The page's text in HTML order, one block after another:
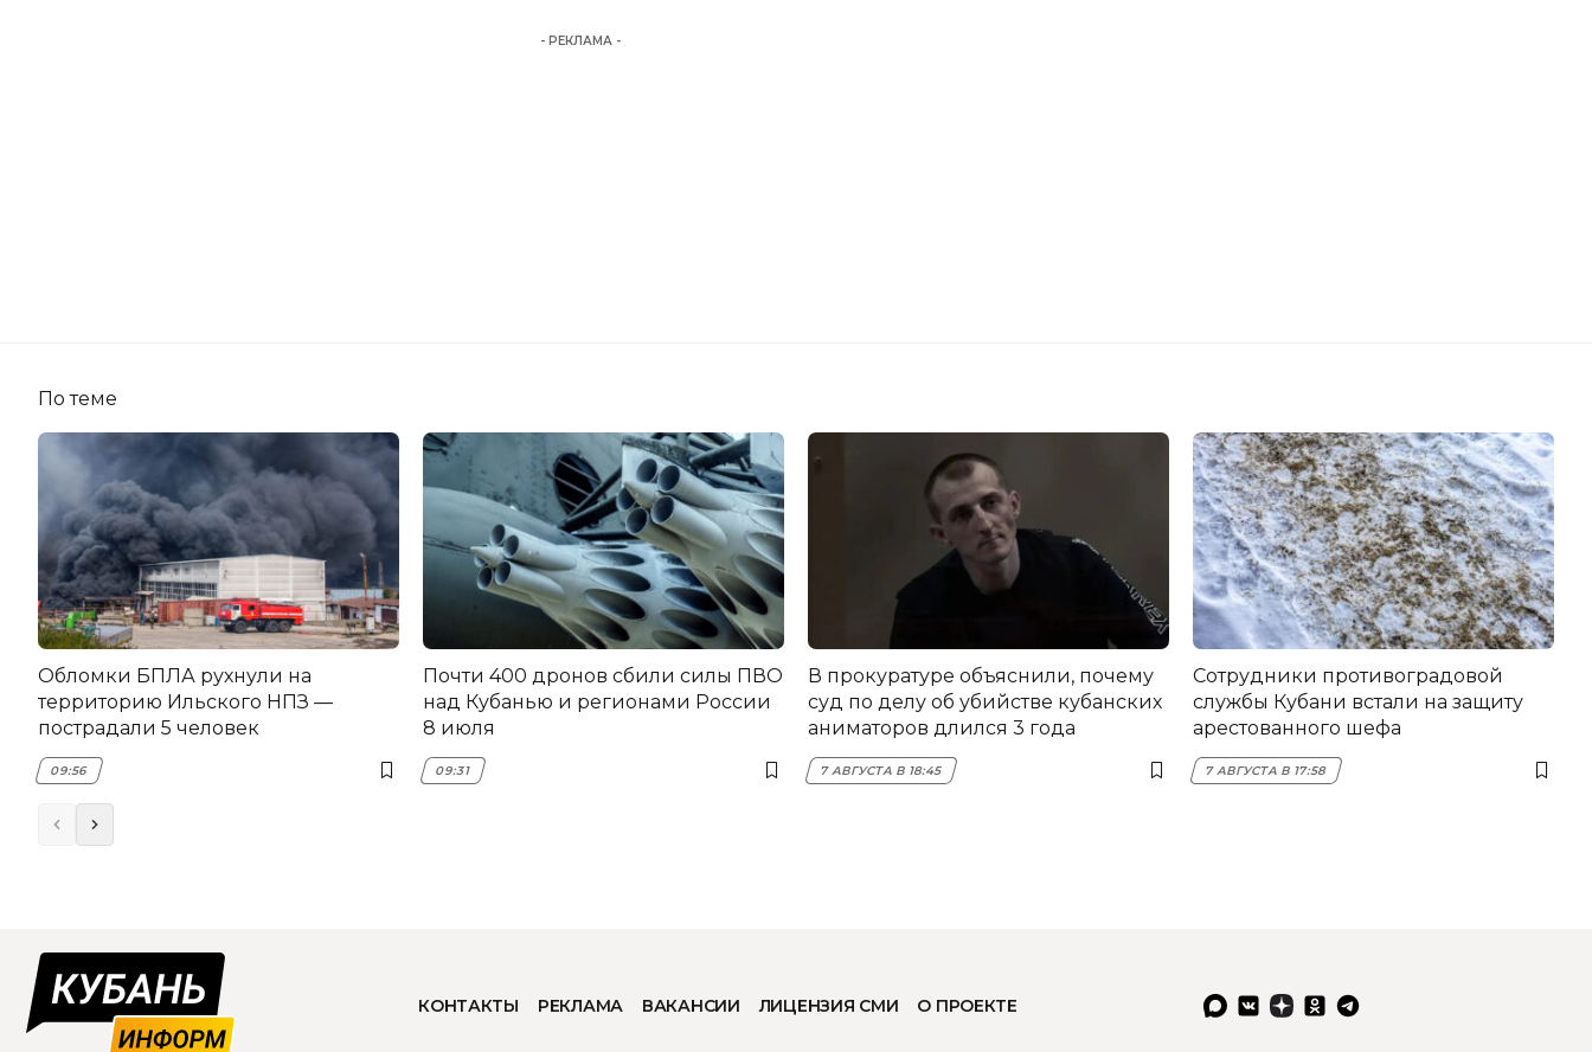
- РЕКЛАМА -
По теме
Обломки БПЛА рухнули на
территорию Ильского НПЗ —
пострадали 5 человек
09:56
Почти 400 дронов сбили силы ПВО
над Кубанью и регионами России
8 июля
09:31
В прокуратуре объяснили, почему
суд по делу об убийстве кубанских
аниматоров длился 3 года
7 АВГУСТА В 18:45
Сотрудники противоградовой
службы Кубани встали на защиту
арестованного шефа
7 АВГУСТА В 17:58
КОНТАКТЫ РЕКЛАМА ВАКАНСИИ ЛИЦЕНЗИЯ СМИ О ПРОЕКТЕ